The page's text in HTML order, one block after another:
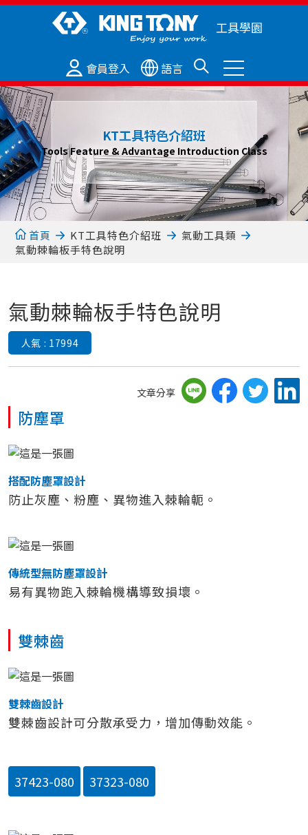
工具學園
會員登入 語言
KT工具特色介紹班
Tools Feature & Advantage Introduction Class
首頁 KT工具特色介紹班
氣動工具類
氣動棘輪板手特色說明
氣動棘輪板手特色說明
人氣 : 17994
文章分享
防塵罩
搭配防塵罩設計
防止灰塵、粉塵、異物進入棘輪軛。
傳統型無防塵罩設計
易有異物跑入棘輪機構導致損壞。
雙棘齒
雙棘齒設計
雙棘齒設計可分散承受力，增加傳動效能。
37423-080 37323-080